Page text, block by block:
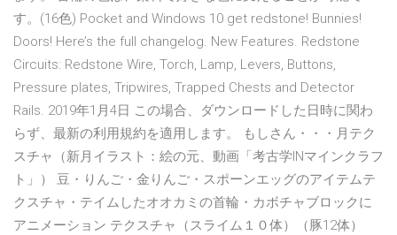
す。(16色) Pocket and Windows 10 get redstone! Bunnies!
Doors! Here’s the full changelog. New Features. Redstone
Circuits: Redstone Wire, Torch, Lamp, Levers, Buttons,
Pressure plates, Tripwires, Trapped Chests and Detector
Rails. 2019年1月4日 この場合、ダウンロードした日時に関わ
らず、最新の利用規約を適用します。 もしさん・・・月テク
スチャ（新月イラスト：絵の元、動画「考古学INマインクラフ
ト」） 豆・りんご・金りんご・スポーンエッグのアイテムテ
クスチャ・テイムしたオオカミの首輪・カボチャブロックに
アニメーション テクスチャ（スライム１０体）（豚12体）